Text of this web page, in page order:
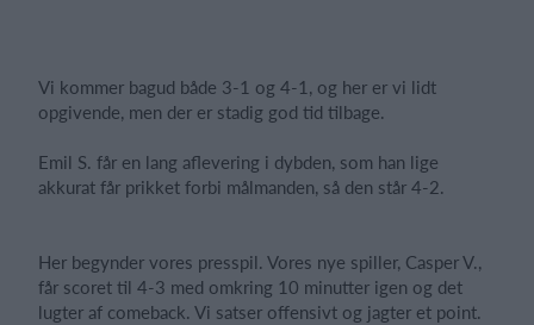
Vi kommer bagud både 3-1 og 4-1, og her er vi lidt
opgivende, men der er stadig god tid tilbage.
Emil S. får en lang aflevering i dybden, som han lige
akkurat får prikket forbi målmanden, så den står 4-2.
Her begynder vores presspil. Vores nye spiller, Casper V.,
får scoret til 4-3 med omkring 10 minutter igen og det
lugter af comeback. Vi satser offensivt og jagter et point.